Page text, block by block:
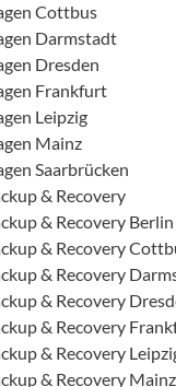
Cottbus
Darmstadt
Dresden
Frankfurt
Leipzig
Mainz
Saarbrücken
& Recovery
& Recovery Berlin
& Recovery
& Recovery
& Recovery
& Recovery
& Recovery
& Recovery Mainz